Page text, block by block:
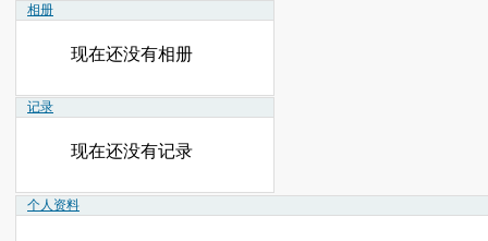
相册
现在还没有相册
记录
现在还没有记录
个人资料